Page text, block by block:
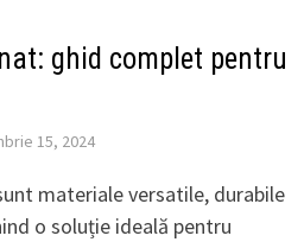
ghid complet pentru
15, 2024
materiale versatile, durabile
o soluție ideală pentru